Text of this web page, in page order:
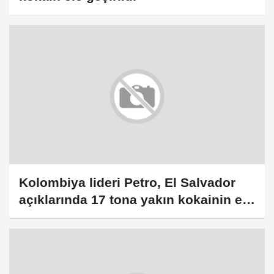
Kolombiya lideri Petro, El Salvador
açıklarında 17 tona yakın kokainin ele
geçirildiğini duyurdu